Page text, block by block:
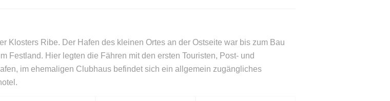
Klosters Ribe. Der Hafen des kleinen Ortes an der Ostseite war bis zum Bau
Festland. Hier legten die Fähren mit den ersten Touristen, Post- und
im ehemaligen Clubhaus befindet sich ein allgemein zugängliches